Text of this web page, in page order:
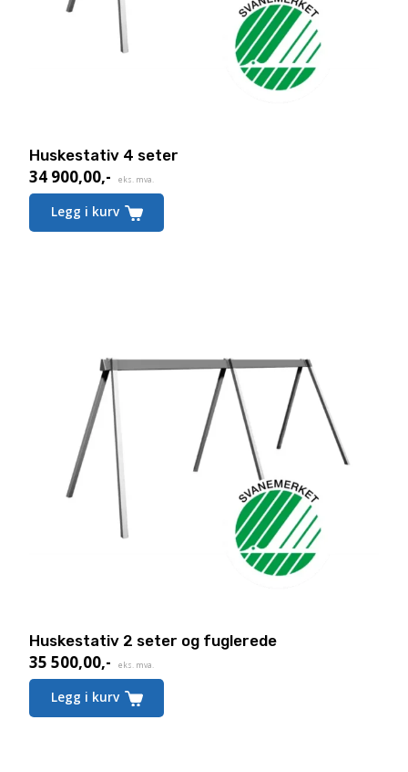
Huskestativ 4 seter
34 900,00,- eks. mva.
Legg i kurv
Huskestativ 2 seter og fuglerede
35 500,00,- eks. mva.
Legg i kurv